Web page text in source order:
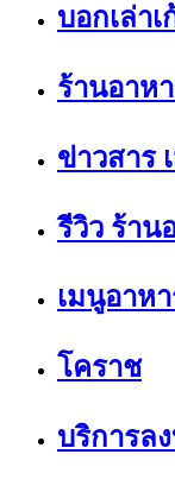
บอกเล่าเ
ร้านอาห
ข่าวสาร
รีวิว ร้าน
เมนูอาห
โคราช
บริการล